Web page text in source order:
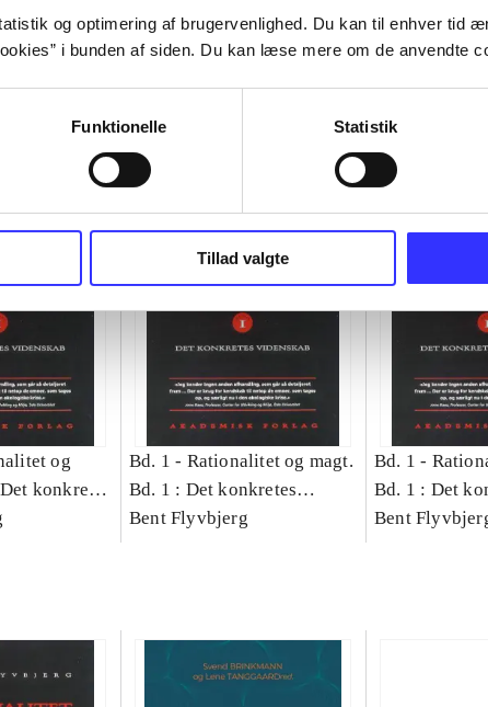
og optimering af brugervenlighed. Du kan til enhver tid
i bunden af siden. Du kan læse mere om de anvendte
Funktionelle Statistik
Tillad valgte
og
konkretes
Bd. 1 - Rationalitet og magt.
Bd. 1 : Det konkretes
videnskab
Bent Flyvbjerg
Bd. 1 -
Bd. 1 : Det
videnskab
Bent